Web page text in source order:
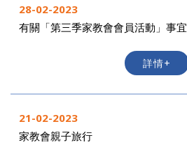
28-02-2023
有關「第三季家教會會員活動」事宜
詳情+
21-02-2023
家教會親子旅行